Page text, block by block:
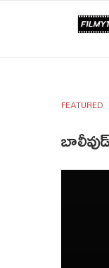
FEATURED